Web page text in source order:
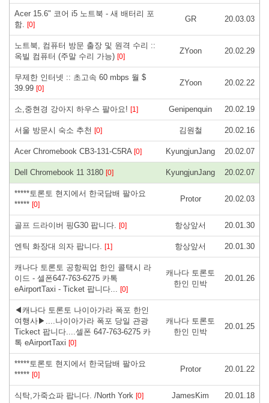
Acer 15.6" 코어 i5 노트북 - 새 배터리 포
함. [0]
GR 20.03.03
노트북, 컴퓨터 방문 출장 및 원격 수리 ::
옥빌 컴퓨터 (주말 수리 가능) [0]
ZYoon 20.02.29
무제한 인터넷 :: 초고속 60 mbps 월 $
39.99 [0]
ZYoon 20.02.22
소,중현경 강아지 하우스 팔아요! [1] Genipenquin 20.02.19
서울 방문시 숙소 추천 [0] 김원철 20.02.16
Acer Chromebook CB3-131-C5RA [0] KyungjunJang 20.02.07
Dell Chromebook 11 3180 [0] KyungjunJang 20.02.07
*****토론토 현지에서 한국담배 팔아요
***** [0]
Protor 20.02.03
골프 드라이버 핑G30 팝니다. [0] 항상앞서 20.01.30
엔틱 화장대 의자 팝니다. [1] 항상앞서 20.01.30
캐나다 토론토 공항픽업 한인 콜택시 라
이드 - 셀폰647-763-6275 카톡
eAirportTaxi - Ticket 팝니다... [0]
캐나다 토론토
한인 민박
20.01.26
◀캐나다 토론토 나이아가라 폭포 한인
여행사▶....나이아가라 폭포 당일 관광
Tickect 팝니다....셀폰 647-763-6275 카
톡 eAirportTaxi [0]
캐나다 토론토
한인 민박
20.01.25
*****토론토 현지에서 한국담배 팔아요
***** [0]
Protor 20.01.22
식탁,가죽쇼파 팝니다. /North York [0] JamesKim 20.01.18